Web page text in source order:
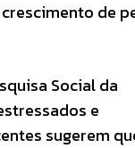
de
Social da
e
sugerem